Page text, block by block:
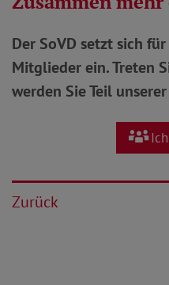
Der SoVD setzt sich
Mitglieder ein. Treten
werden Sie Teil
Zurück